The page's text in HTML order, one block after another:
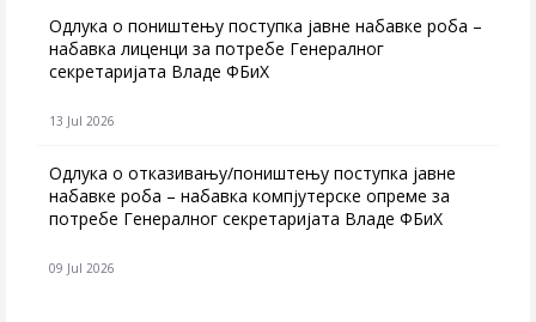
Одлука о поништењу поступка јавне набавке роба –
набавка лиценци за потребе Генералног
секретаријата Владе ФБиХ
13 Jul 2026
Одлука о отказивању/поништењу поступка јавне
набавке роба – набавка компјутерске опреме за
потребе Генералног секретаријата Владе ФБиХ
09 Jul 2026